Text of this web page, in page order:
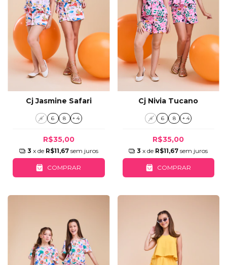
Cj Jasmine Safari
4 6 8 + 4
R$35,00
3 x de R$11,67 sem juros
COMPRAR
Cj Nivia Tucano
4 6 8 + 4
R$35,00
3 x de R$11,67 sem juros
COMPRAR